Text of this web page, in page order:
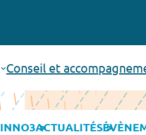
Conseil et
INNO3ACTUALITÉS